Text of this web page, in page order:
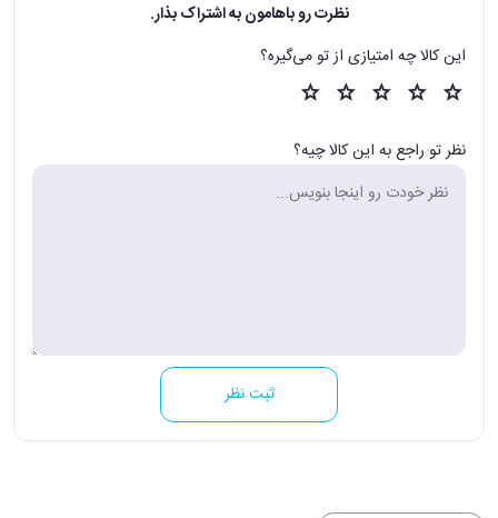
نظرت رو باهامون به اشتراک بذار.
این کالا چه امتیازی از تو می‌گیره؟
نظر تو راجع به این کالا چیه؟
ثبت نظر